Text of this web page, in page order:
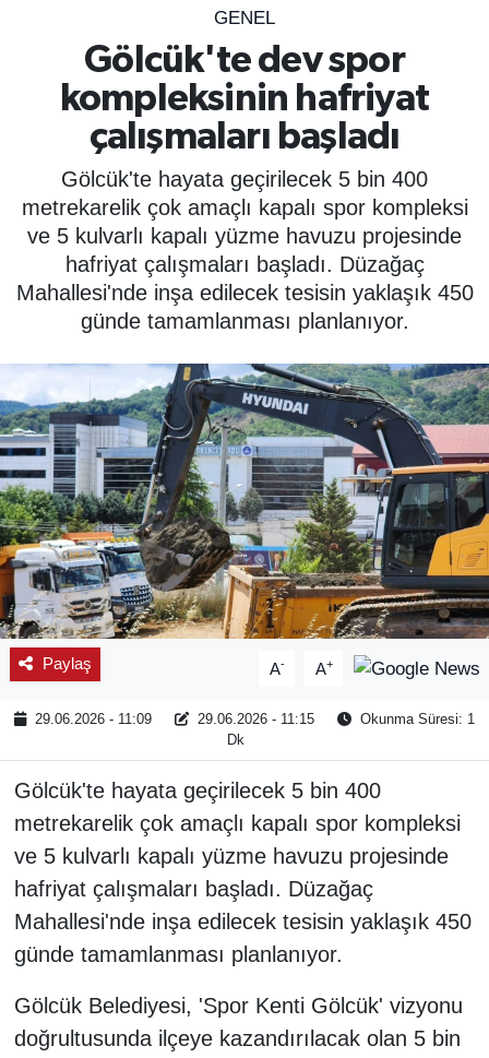
GENEL
Gölcük'te dev spor
kompleksinin hafriyat
çalışmaları başladı
Gölcük'te hayata geçirilecek 5 bin 400
metrekarelik çok amaçlı kapalı spor kompleksi
ve 5 kulvarlı kapalı yüzme havuzu projesinde
hafriyat çalışmaları başladı. Düzağaç
Mahallesi'nde inşa edilecek tesisin yaklaşık 450
günde tamamlanması planlanıyor.
Paylaş A- A+
29.06.2026 - 11:09 29.06.2026 - 11:15
Okunma Süresi: 1
Dk
Gölcük'te hayata geçirilecek 5 bin 400
metrekarelik çok amaçlı kapalı spor kompleksi
ve 5 kulvarlı kapalı yüzme havuzu projesinde
hafriyat çalışmaları başladı. Düzağaç
Mahallesi'nde inşa edilecek tesisin yaklaşık 450
günde tamamlanması planlanıyor.
Gölcük Belediyesi, 'Spor Kenti Gölcük' vizyonu
doğrultusunda ilçeye kazandırılacak olan 5 bin
ÇEVRE
YAŞAM
BİLİM - TEKNOLOJİ
KADIN
KÜLTÜR SANAT
MAGAZİN